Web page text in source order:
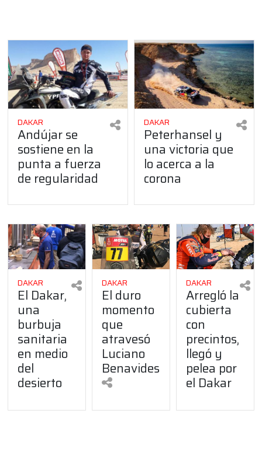
DAKAR
Andújar se
sostiene en la
punta a fuerza
de regularidad
DAKAR
Peterhansel y
una victoria que
lo acerca a la
corona
DAKAR
El Dakar,
una
burbuja
sanitaria
en medio
del
desierto
DAKAR
El duro
momento
que
atravesó
Luciano
Benavides
DAKAR
Arregló la
cubierta
con
precintos,
llegó y
pelea por
el Dakar